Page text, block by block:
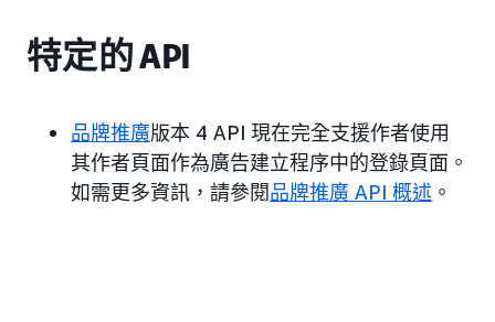
特定的 API
品牌推廣版本 4 API 現在完全支援作者使用
其作者頁面作為廣告建立程序中的登錄頁面。
如需更多資訊，請參閱品牌推廣 API 概述 。